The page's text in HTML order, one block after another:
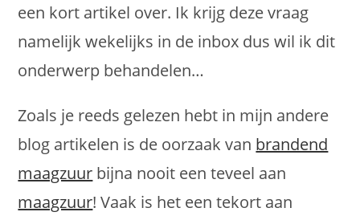
een kort artikel over. Ik krijg deze vraag
namelijk wekelijks in de inbox dus wil ik dit
onderwerp behandelen…
Zoals je reeds gelezen hebt in mijn andere
blog artikelen is de oorzaak van brandend
maagzuur bijna nooit een teveel aan
maagzuur! Vaak is het een tekort aan